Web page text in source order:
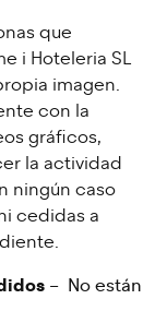
que
i Hoteleria SL
imagen.
con la
gráficos,
la actividad
ningún caso
cedidas a
– No están